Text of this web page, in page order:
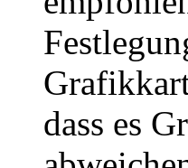
dass es